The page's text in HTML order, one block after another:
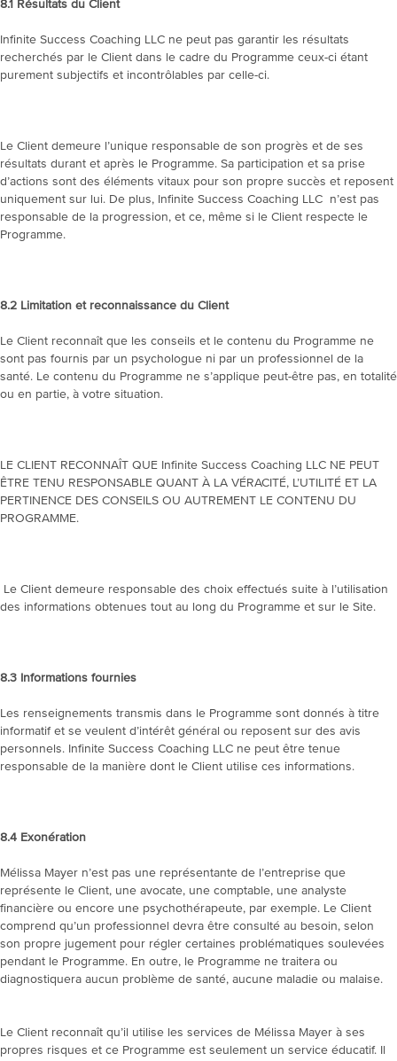
8.1 Résultats du Client
Infinite Success Coaching LLC ne peut pas garantir les résultats
recherchés par le Client dans le cadre du Programme ceux-ci étant
purement subjectifs et incontrôlables par celle-ci.
Le Client demeure l’unique responsable de son progrès et de ses
résultats durant et après le Programme. Sa participation et sa prise
d’actions sont des éléments vitaux pour son propre succès et reposent
uniquement sur lui. De plus, Infinite Success Coaching LLC n’est pas
responsable de la progression, et ce, même si le Client respecte le
Programme.
8.2 Limitation et reconnaissance du Client
Le Client reconnaît que les conseils et le contenu du Programme ne
sont pas fournis par un psychologue ni par un professionnel de la
santé. Le contenu du Programme ne s’applique peut-être pas, en totalité
ou en partie, à votre situation.
LE CLIENT RECONNAÎT QUE Infinite Success Coaching LLC NE PEUT
ÊTRE TENU RESPONSABLE QUANT À LA VÉRACITÉ, L’UTILITÉ ET LA
PERTINENCE DES CONSEILS OU AUTREMENT LE CONTENU DU
PROGRAMME.
Le Client demeure responsable des choix effectués suite à l’utilisation
des informations obtenues tout au long du Programme et sur le Site.
8.3 Informations fournies
Les renseignements transmis dans le Programme sont donnés à titre
informatif et se veulent d’intérêt général ou reposent sur des avis
personnels. Infinite Success Coaching LLC ne peut être tenue
responsable de la manière dont le Client utilise ces informations.
8.4 Exonération
Mélissa Mayer n’est pas une représentante de l’entreprise que
représente le Client, une avocate, une comptable, une analyste
financière ou encore une psychothérapeute, par exemple. Le Client
comprend qu’un professionnel devra être consulté au besoin, selon
son propre jugement pour régler certaines problématiques soulevées
pendant le Programme. En outre, le Programme ne traitera ou
diagnostiquera aucun problème de santé, aucune maladie ou malaise.
Le Client reconnaît qu’il utilise les services de Mélissa Mayer à ses
propres risques et ce Programme est seulement un service éducatif. Il